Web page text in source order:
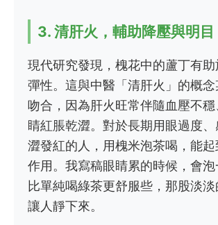
3. 清肝火，輔助降壓與明目
現代研究發現，槐花中的蘆丁有
彈性。這與中醫「清肝火」的概念
吻合，因為肝火旺常伴隨血壓不
睛紅脹乾澀。對於長期用眼過度
澀發紅的人，用槐米泡茶喝，能
作用。我寫稿眼睛累的時候，會
比單純喝綠茶更舒服些，那股淡
讓人靜下來。